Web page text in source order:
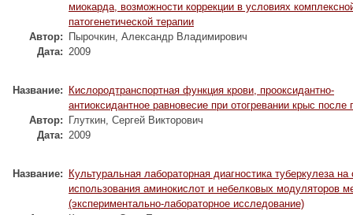
миокарда, возможности коррекции в условиях
патогенетической терапии
Автор:
Пырочкин, Александр Владимирович
Дата: 2009
Название:
Кислородтранспортная функция крови, прооксидантно-
антиоксидантное равновесие при отогревании крыс после
Автор:
Глуткин, Сергей Викторович
Дата: 2009
Название:
Культуральная лабораторная диагностика туберкулеза на
использования аминокислот и небелковых модуляторов
(экспериментально-лабораторное исследование)